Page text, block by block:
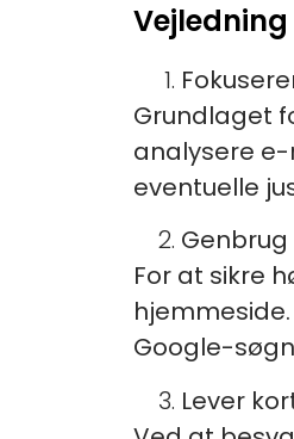
Grundlaget
analysere e-
eventuelle
For at sikre
Google-
Lever